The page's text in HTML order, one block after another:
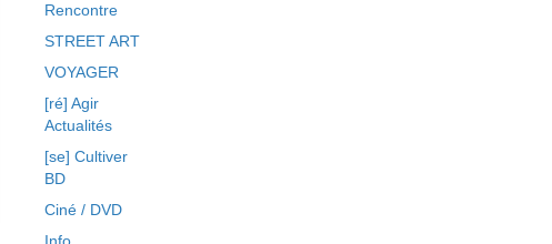
Rencontre
STREET ART
VOYAGER
[ré] Agir
Actualités
[se] Cultiver
BD
Ciné / DVD